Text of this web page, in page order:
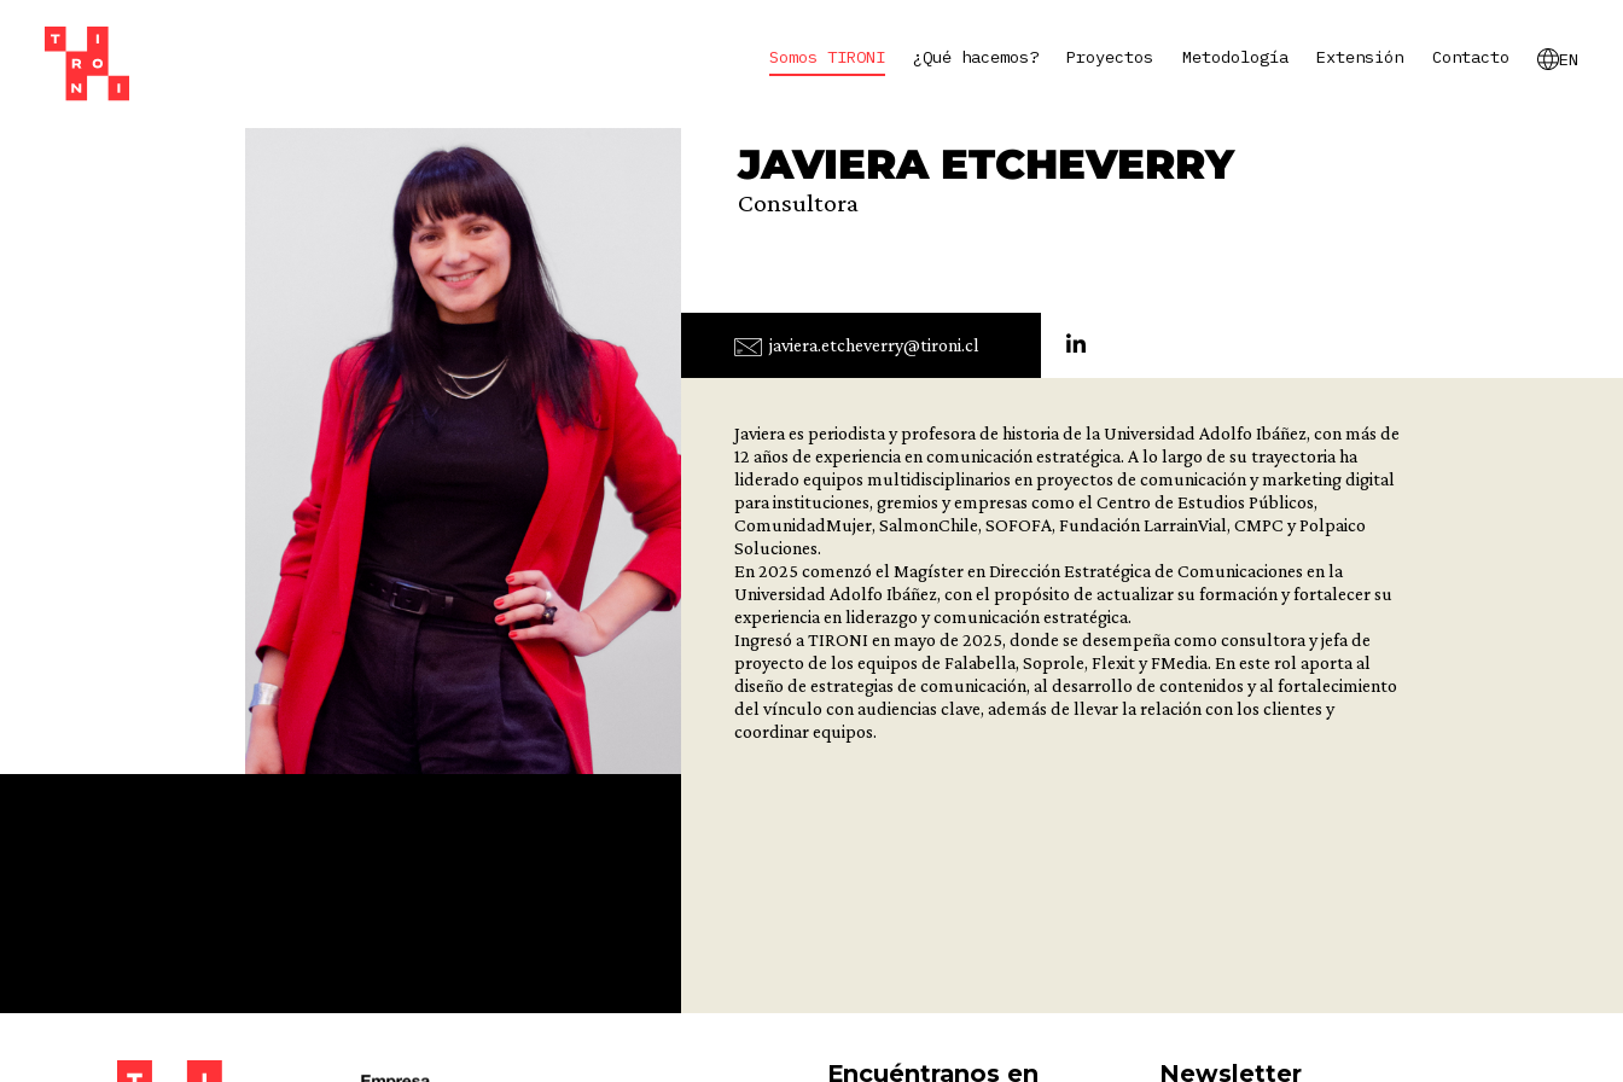
Somos TIRONI ¿Qué hacemos? Proyectos Metodología Extensión Contacto EN
JAVIERA ETCHEVERRY
Consultora
javiera.etcheverry@tironi.cl
Javiera es periodista y profesora de historia de la Universidad Adolfo Ibáñez, con más de
12 años de experiencia en comunicación estratégica. A lo largo de su trayectoria ha
liderado equipos multidisciplinarios en proyectos de comunicación y marketing digital
para instituciones, gremios y empresas como el Centro de Estudios Públicos,
ComunidadMujer, SalmonChile, SOFOFA, Fundación LarrainVial, CMPC y Polpaico
Soluciones.
En 2025 comenzó el Magíster en Dirección Estratégica de Comunicaciones en la
Universidad Adolfo Ibáñez, con el propósito de actualizar su formación y fortalecer su
experiencia en liderazgo y comunicación estratégica.
Ingresó a TIRONI en mayo de 2025, donde se desempeña como consultora y jefa de
proyecto de los equipos de Falabella, Soprole, Flexit y FMedia. En este rol aporta al
diseño de estrategias de comunicación, al desarrollo de contenidos y al fortalecimiento
del vínculo con audiencias clave, además de llevar la relación con los clientes y
coordinar equipos.
Encuéntranos en Newsletter